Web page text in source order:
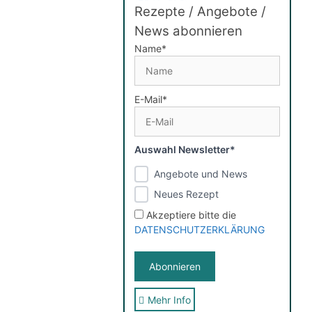
Rezepte / Angebote /
News abonnieren
Name*
E-Mail*
Auswahl Newsletter*
Angebote und News
Neues Rezept
Akzeptiere bitte die
DATENSCHUTZERKLÄRUNG
Sie erhalten nach der
Mehr Info